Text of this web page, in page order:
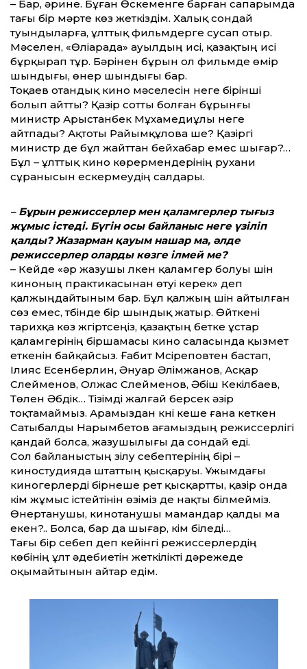
– Бар, әрине. Бұған Өскеменге барған сапарымда
тағы бір мәрте көз жеткіздім. Халық сондай
туындыларға, ұлт­тық фильмдерге сусап отыр.
Мәселен, «Өліарада» ауылдың исі, қазақтың исі
бұрқырап тұр. Бәрінен бұрын ол фильмде өмір
шындығы, өнер шындығы бар.
Тоқаев отандық кино мәселесін неге бірінші
болып айт­ты? Қазір сот­ты болған бұрынғы
министр Арыстанбек Мұхамедиұлы неге
айтпады? Ақтоты Райымқұлова ше? Қазіргі
министр де бұл жайт­тан бейхабар емес шығар?…
Бұл – ұлт­тық кино көрермендерінің рухани
сұранысын ескермеудің салдары.
– Бұрын режиссерлер мен қаламгерлер тығыз
жұмыс істеді. Бүгін осы байланыс неге үзіліп
қалды? Жазарман қауым нашар ма, әлде
режиссерлер оларды көзге ілмей ме?
– Кейде «әр жазушы үлкен қаламгер болуы үшін
киноның практикасынан өтуі керек» деп
қалжыңдайтыным бар. Бұл қалжың үшін айтылған
сөз емес, түбінде бір шындық жатыр. Өйткені
тарихқа көз жүгіртсеңіз, қазақтың бетке ұстар
қаламгерінің біршамасы кино саласында қызмет
еткенін байқайсыз. Ғабит Мүсіреповтен бастап,
Ілияс Есенберлин, Әнуар Әлімжанов, Асқар
Сүлейменов, Олжас Сүлейменов, Әбіш Кекілбаев,
Төлен Әбдік… Тізімді жалғай берсек әзір
тоқтамаймыз. Арамыздан күні кеше ғана кеткен
Сатыбалды Нарымбетов ағамыздың режиссерлігі
қандай болса, жазушылығы да сондай еді.
Сол байланыстың үзілу себептерінің бірі –
киностудияда штат­тың қысқар­уы. Ұжымдағы
киногерлерді бірнеше рет қысқарт­ты, қазір онда
кім жұмыс істейтінін өзіміз де нақты білмейміз.
Өнертанушы, кинотанушы мамандар қалды ма
екен?.. Болса, бар да шығар, кім біледі…
Тағы бір себеп деп кейінгі режиссерлердің
көбінің ұлт әдебиетін жеткілікті дәрежеде
оқымайтынын айтар едім.